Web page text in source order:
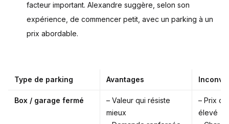
facteur important. Alexandre suggère, selon son
expérience, de commencer petit, avec un parking à un
prix abordable.
Type de parking Avantages
Box / garage fermé
– Valeur qui résiste
mieux
– Prix
élevé